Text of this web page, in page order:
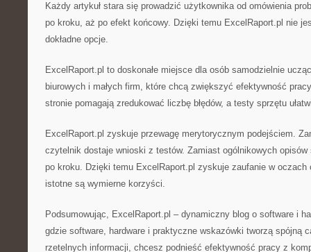
Każdy artykuł stara się prowadzić użytkownika od omówienia
po kroku, aż po efekt końcowy. Dzięki temu ExcelRaport.pl nie
dokładne opcje.
ExcelRaport.pl to doskonałe miejsce dla osób samodzielnie
biurowych i małych firm, które chcą zwiększyć efektywność
stronie pomagają zredukować liczbę błędów, a testy sprzętu
ExcelRaport.pl zyskuje przewagę merytorycznym podejściem.
czytelnik dostaje wnioski z testów. Zamiast ogólnikowych
po kroku. Dzięki temu ExcelRaport.pl zyskuje zaufanie w oczach
istotne są wymierne korzyści.
Podsumowując, ExcelRaport.pl – dynamiczny blog o software i
gdzie software, hardware i praktyczne wskazówki tworzą spójną
rzetelnych informacji, chcesz podnieść efektywność pracy z